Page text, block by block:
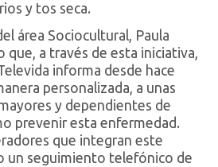
y tos seca.
área Sociocultural, Paula
que, a través de esta iniciativa,
informa desde hace
personalizada, a unas
y dependientes de
prevenir esta enfermedad.
que integran este
un seguimiento telefónico de